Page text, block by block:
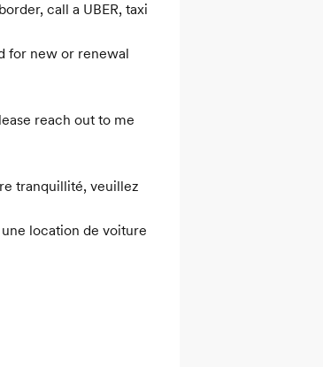
call a UBER, taxi
for new or renewal
reach out to me
tranquillité, veuillez
location de voiture